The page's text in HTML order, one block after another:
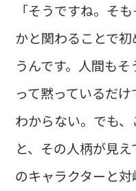
「そうですね。そ
かと関わることで
うんです。人間も
って黙っているだ
わからない。でも
と、その人柄が見
のキャラクターと